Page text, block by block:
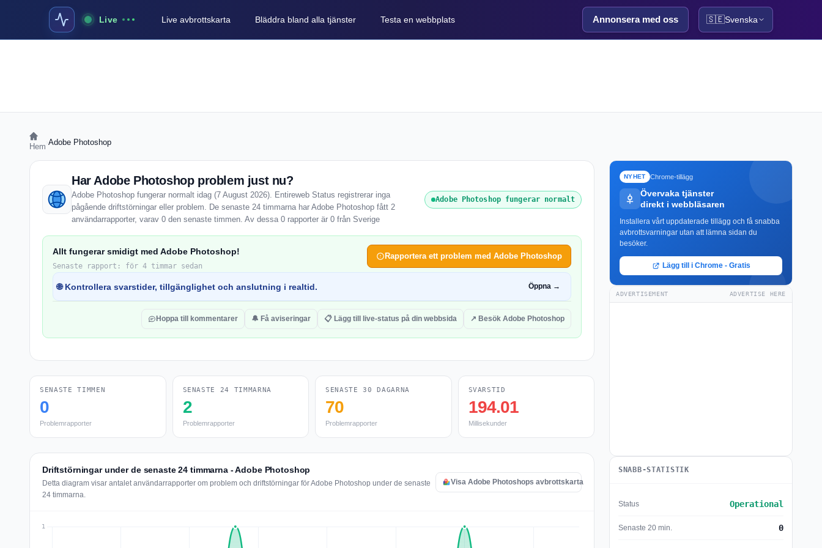
Live Live avbrottskarta Bläddra bland alla tjänster Testa en webbplats Annonsera med oss 🇸🇪Svenska
Hem Adobe Photoshop
Har Adobe Photoshop problem just nu?
Adobe Photoshop fungerar normalt idag (7 August 2026). Entireweb Status registrerar inga
pågående driftstörningar eller problem. De senaste 24 timmarna har Adobe Photoshop fått 2
användarrapporter, varav 0 den senaste timmen. Av dessa 0 rapporter är 0 från Sverige
Adobe Photoshop fungerar normalt
Allt fungerar smidigt med Adobe Photoshop!
Senaste rapport: för 4 timmar sedan
Rapportera ett problem med Adobe Photoshop
🌐 Kontrollera svarstider, tillgänglighet och anslutning i realtid. Öppna →
Hoppa till kommentarer 🔔 Få aviseringar 📋 Lägg till live-status på din webbsida ↗ Besök Adobe Photoshop
SENASTE TIMMEN
0
Problemrapporter
SENASTE 24 TIMMARNA
2
Problemrapporter
SENASTE 30 DAGARNA
70
Problemrapporter
SVARSTID
194.01
Millisekunder
Driftstörningar under de senaste 24 timmarna - Adobe Photoshop
Detta diagram visar antalet användarrapporter om problem och driftstörningar för Adobe Photoshop under de senaste
24 timmarna.
Visa Adobe Photoshops avbrottskarta
NYHET Chrome-tillägg
Övervaka tjänster
direkt i webbläsaren
Installera vårt uppdaterade tillägg och få snabba
avbrottsvarningar utan att lämna sidan du
besöker.
Lägg till i Chrome - Gratis
ADVERTISEMENT ADVERTISE HERE
SNABB-STATISTIK
Status Operational
Senaste 20 min. 0